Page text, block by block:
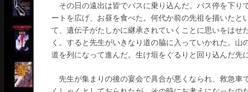
その日の遠出は皆でバスに乗り込んだ。バス停を下り
ートを広げ、お昼を食べた。何代か前の先祖を描いた
て、遺伝子がたしかに継承されていくことに思いをは
く。すると先生がいきなり道の脇に入っていかれた。
道を列になって進んだ。生け垣をぐるりと回り込んだ先
先生が集まりの後の宴会で具合が悪くなられ、救急車